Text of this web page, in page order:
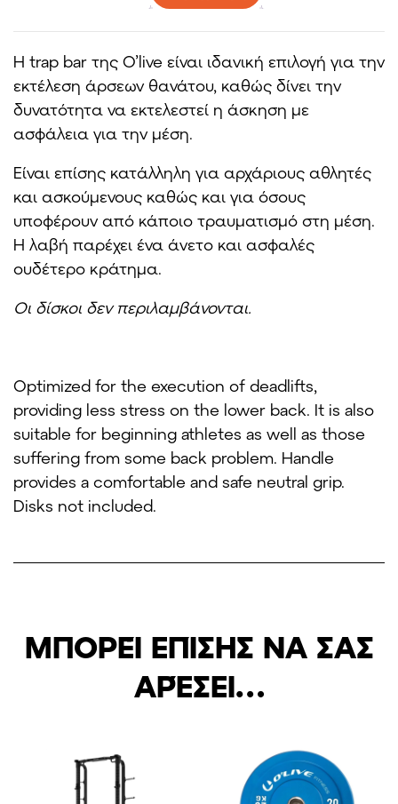
Η trap bar της O’live είναι ιδανική επιλογή για την
εκτέλεση άρσεων θανάτου, καθώς δίνει την
δυνατότητα να εκτελεστεί η άσκηση με
ασφάλεια για την μέση.
Είναι επίσης κατάλληλη για αρχάριους αθλητές
και ασκούμενους καθώς και για όσους
υποφέρουν από κάποιο τραυματισμό στη μέση.
Η λαβή παρέχει ένα άνετο και ασφαλές
ουδέτερο κράτημα.
Οι δίσκοι δεν περιλαμβάνονται.
Optimized for the execution of deadlifts,
providing less stress on the lower back. It is also
suitable for beginning athletes as well as those
suffering from some back problem. Handle
provides a comfortable and safe neutral grip.
Disks not included.
ΜΠΟΡΕΊ ΕΠΊΣΗΣ ΝΑ ΣΑΣ
ΑΡΈΣΕΙ…